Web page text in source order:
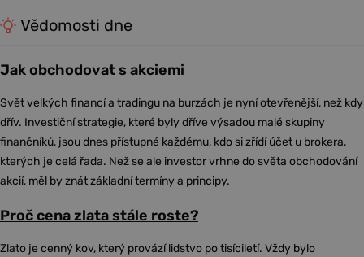
Vědomosti dne
Jak obchodovat s akciemi
Svět velkých financí a tradingu na burzách je nyní otevřenější, než kdy
dřív. Investiční strategie, které byly dříve výsadou malé skupiny
finančníků, jsou dnes přístupné každému, kdo si zřídí účet u brokera,
kterých je celá řada. Než se ale investor vrhne do světa obchodování
akcií, měl by znát základní termíny a principy.
Proč cena zlata stále roste?
Zlato je cenný kov, který provází lidstvo po tisíciletí. Vždy bylo